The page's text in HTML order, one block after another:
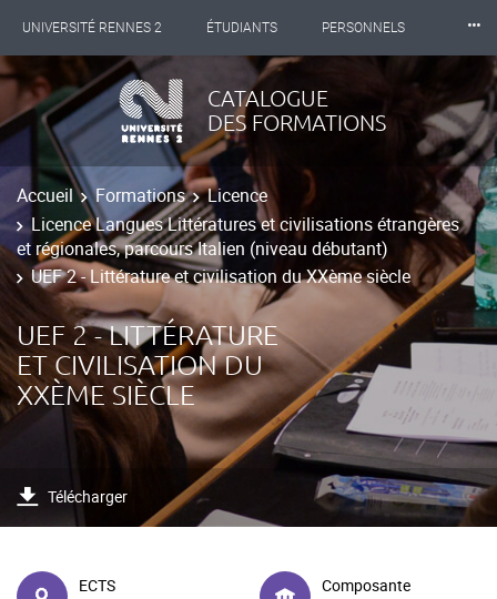
UNIVERSITÉ RENNES 2 ÉTUDIANTS PERSONNELS
INTERNATIONAL PROFESSIONNELS BIBLIOTHÈQUES
LES NOUVELLES DE RENNES 2
⸱⸱⸱
CATALOGUE
DES FORMATIONS
Accueil Formations
Licence
Licence Langues Littératures et civilisations étrangères
et régionales, parcours Italien (niveau débutant)
UEF 2 - Littérature et civilisation du XXème siècle
UEF 2 - LITTÉRATURE
ET CIVILISATION DU
XXÈME SIÈCLE
Télécharger
ECTS
Composante